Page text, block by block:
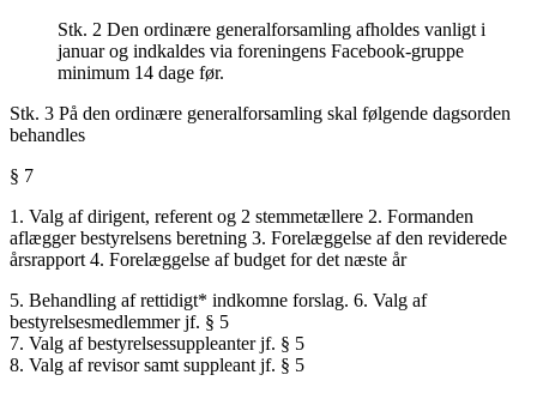
Stk. 2 Den ordinære generalforsamling afholdes vanligt i
januar og indkaldes via foreningens Facebook-gruppe
minimum 14 dage før.
Stk. 3 På den ordinære generalforsamling skal følgende dagsorden
behandles
§ 7
1. Valg af dirigent, referent og 2 stemmetællere 2. Formanden
aflægger bestyrelsens beretning 3. Forelæggelse af den reviderede
årsrapport 4. Forelæggelse af budget for det næste år
5. Behandling af rettidigt* indkomne forslag. 6. Valg af
bestyrelsesmedlemmer jf. § 5
7. Valg af bestyrelsessuppleanter jf. § 5
8. Valg af revisor samt suppleant jf. § 5